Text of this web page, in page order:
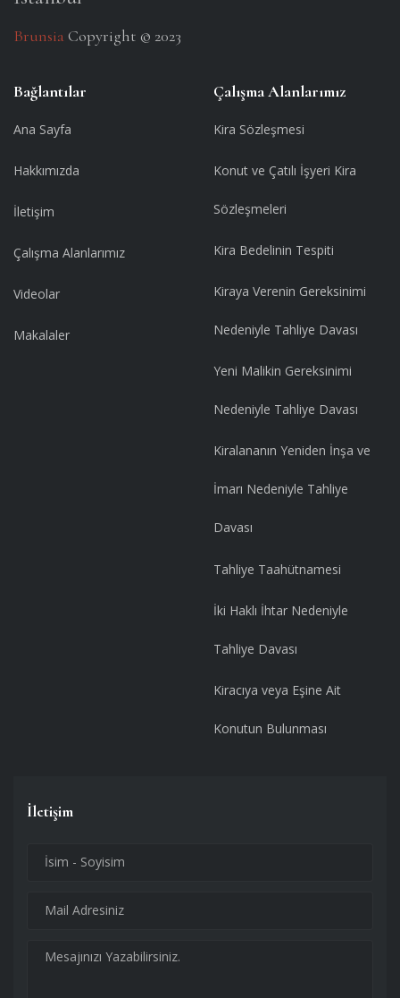
Brunsia Copyright © 2023
Bağlantılar
Ana Sayfa
Hakkımızda
İletişim
Çalışma Alanlarımız
Videolar
Makalaler
Çalışma Alanlarımız
Kira Sözleşmesi
Konut ve Çatılı İşyeri Kira
Sözleşmeleri
Kira Bedelinin Tespiti
Kiraya Verenin Gereksinimi
Nedeniyle Tahliye Davası
Yeni Malikin Gereksinimi
Nedeniyle Tahliye Davası
Kiralananın Yeniden İnşa ve
İmarı Nedeniyle Tahliye
Davası
Tahliye Taahütnamesi
İki Haklı İhtar Nedeniyle
Tahliye Davası
Kiracıya veya Eşine Ait
Konutun Bulunması
İletişim